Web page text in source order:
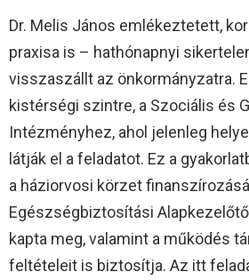
Dr. Melis János emlékeztetett,
praxisa is – hathónapnyi
visszaszállt az önkormányzatra.
kistérségi szintre, a Szociális és
Intézményhez, ahol jelenleg
látják el a feladatot. Ez a
a háziorvosi körzet
Egészségbiztosítási
kapta meg, valamint a működés
feltételeit is biztosítja. Az itt